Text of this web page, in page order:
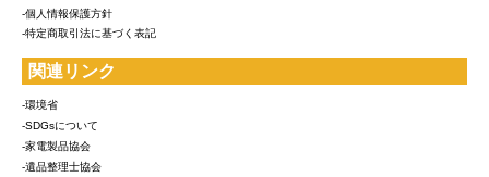
-個人情報保護方針
-特定商取引法に基づく表記
関連リンク
-環境省
-SDGsについて
-家電製品協会
-遺品整理士協会